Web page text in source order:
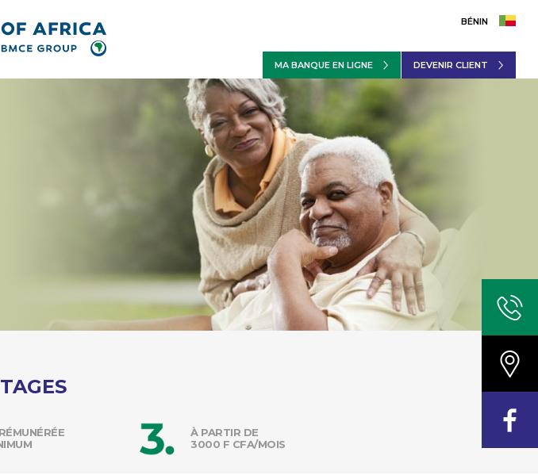
BÉNIN
DEVENIR CLIENT
MA BANQUE EN LIGNE
À PARTIR DE
3000 F CFA/MOIS